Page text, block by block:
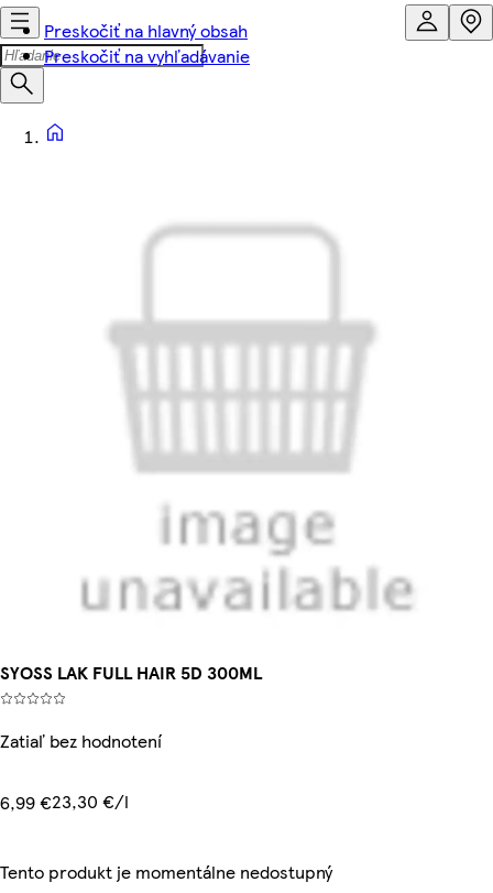
Preskočiť na hlavný obsah
Preskočiť na vyhľadávanie
SYOSS LAK FULL HAIR 5D 300ML
Zatiaľ bez hodnotení
6,99 €23,30 €/l
Tento produkt je momentálne nedostupný